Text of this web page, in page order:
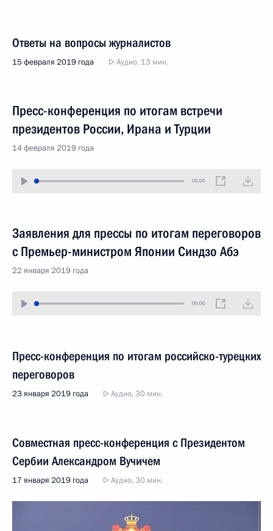
Ответы на вопросы журналистов
15 февраля 2019 года Аудио, 13 мин.
Пресс-конференция по итогам встречи
президентов России, Ирана и Турции
14 февраля 2019 года
00:00
Заявления для прессы по итогам переговоров
с Премьер-министром Японии Синдзо Абэ
22 января 2019 года
00:00
Пресс-конференция по итогам российско-турецких
переговоров
23 января 2019 года Аудио, 30 мин.
Совместная пресс-конференция с Президентом
Сербии Александром Вучичем
17 января 2019 года Аудио, 30 мин.